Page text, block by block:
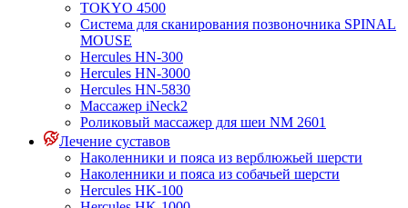
TOKYO 4500
Система для сканирования позвоночника SPINAL
MOUSE
Hercules HN-300
Hercules HN-3000
Hercules HN-5830
Массажер iNeck2
Роликовый массажер для шеи NM 2601
Лечение суставов
Наколенники и пояса из верблюжьей шерсти
Наколенники и пояса из собачьей шерсти
Hercules HK-100